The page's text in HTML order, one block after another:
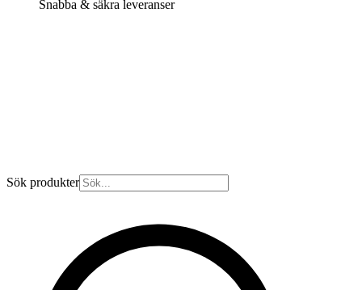
Snabba & säkra leveranser
Sök produkter